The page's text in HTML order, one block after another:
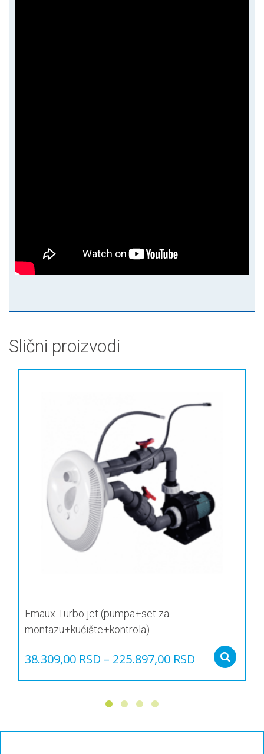
Slični proizvodi
Emaux Turbo jet (pumpa+set za
montazu+kućište+kontrola)
38.309,00 RSD – 225.897,00 RSD
Опције